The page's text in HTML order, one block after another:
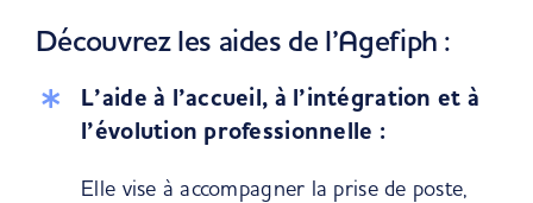
Découvrez les aides de l’Agefiph :
L’aide à l’accueil, à l’intégration et à
l’évolution professionnelle :
Elle vise à accompagner la prise de poste,